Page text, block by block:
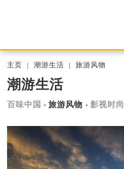
主页 潮游生活 旅游风物
潮游生活
百味中国 旅游风物 影视时尚